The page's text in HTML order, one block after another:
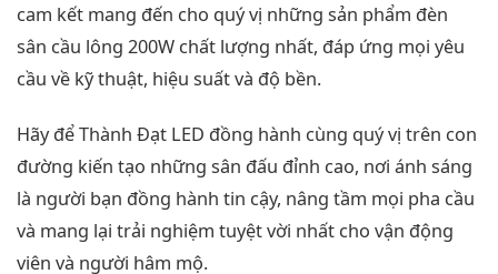
cam kết mang đến cho quý vị những sản phẩm đèn
sân cầu lông 200W chất lượng nhất, đáp ứng mọi yêu
cầu về kỹ thuật, hiệu suất và độ bền.
Hãy để Thành Đạt LED đồng hành cùng quý vị trên con
đường kiến tạo những sân đấu đỉnh cao, nơi ánh sáng
là người bạn đồng hành tin cậy, nâng tầm mọi pha cầu
và mang lại trải nghiệm tuyệt vời nhất cho vận động
viên và người hâm mộ.